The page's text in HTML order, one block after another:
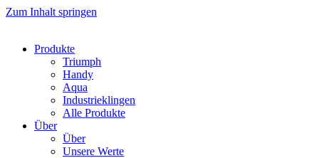
Zum Inhalt springen
Produkte
Triumph
Handy
Aqua
Industrieklingen
Alle Produkte
Über
Über
Unsere Werte